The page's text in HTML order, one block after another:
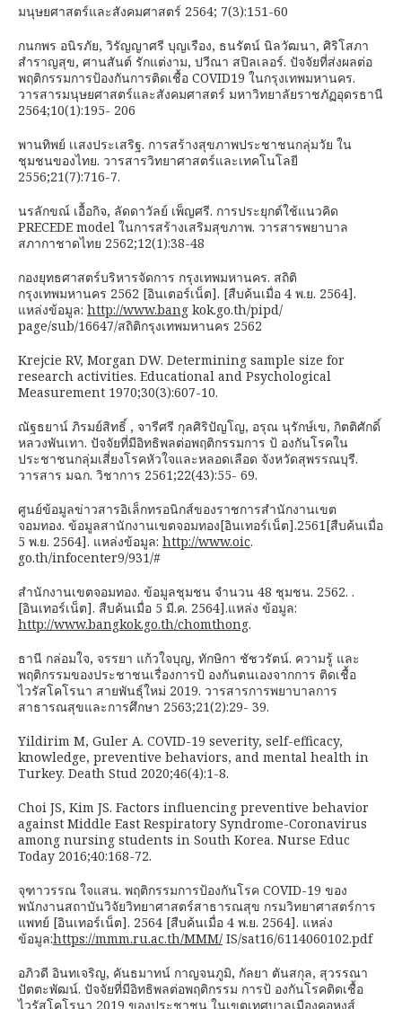
มนุษยศาสตร์และสังคมศาสตร์ 2564; 7(3):151-60
กนกพร อนิรภัย, วิรัญญาศรี บุญเรือง, ธนรัตน์ นิลวัฒนา, ศิริโสภา
สำราญสุข, ศานสันต์ รักแต่งาม, ปวีณา สปิลเลอร์. ปัจจัยที่ส่งผลต่อ
พฤติกรรมการป้องกันการติดเชื้อ COVID19 ในกรุงเทพมหานคร.
วารสารมนุษยศาสตร์และสังคมศาสตร์ มหาวิทยาลัยราชภัฏอุดรธานี
2564;10(1):195- 206
พานทิพย์ เเสงประเสริฐ. การสร้างสุขภาพประชาชนกลุ่มวัย ใน
ชุมชนของไทย. วารสารวิทยาศาสตร์และเทคโนโลยี
2556;21(7):716-7.
นรลักขณ์ เอื้อกิจ, ลัดดาวัลย์ เพ็ญศรี. การประยุกต์ใช้แนวคิด
PRECEDE model ในการสร้างเสริมสุขภาพ. วารสารพยาบาล
สภากาชาดไทย 2562;12(1):38-48
กองยุทธศาสตร์บริหารจัดการ กรุงเทพมหานคร. สถิติ
กรุงเทพมหานคร 2562 [อินเตอร์เน็ต]. [สืบค้นเมื่อ 4 พ.ย. 2564].
แหล่งข้อมูล: http://www.bang kok.go.th/pipd/
page/sub/16647/สถิติกรุงเทพมหานคร 2562
Krejcie RV, Morgan DW. Determining sample size for
research activities. Educational and Psychological
Measurement 1970;30(3):607-10.
ณัฐธยาน์ ภิรมย์สิทธิ์ , จารีศรี กุลศิริปัญโญ, อรุณ นุรักษ์เข, กิตติศักดิ์
หลวงพันเทา. ปัจจัยที่มีอิทธิพลต่อพฤติกรรมการ ป้ องกันโรคใน
ประชาชนกลุ่มเสี่ยงโรคหัวใจและหลอดเลือด จังหวัดสุพรรณบุรี.
วารสาร มฉก. วิชาการ 2561;22(43):55- 69.
ศูนย์ข้อมูลข่าวสารอิเล็กทรอนิกส์ของราชการสำนักงานเขต
จอมทอง. ข้อมูลสานักงานเขตจอมทอง[อินเทอร์เน็ต].2561[สืบค้นเมื่อ
5 พ.ย. 2564]. แหล่งข้อมูล: http://www.oic.
go.th/infocenter9/931/#
สำนักงานเขตจอมทอง. ข้อมูลชุมชน จำนวน 48 ชุมชน. 2562. .
[อินเทอร์เน็ต]. สืบค้นเมื่อ 5 มี.ค. 2564].แหล่ง ข้อมูล:
http://www.bangkok.go.th/chomthong.
ธานี กล่อมใจ, จรรยา แก้วใจบุญ, ทักษิกา ชัชวรัตน์. ความรู้ และ
พฤติกรรมของประชาชนเรื่องการป้ องกันตนเองจากการ ติดเชื้อ
ไวรัสโคโรนา สายพันธุ์ใหม่ 2019. วารสารการพยาบาลการ
สาธารณสุขและการศึกษา 2563;21(2):29- 39.
Yildirim M, Guler A. COVID-19 severity, self-efficacy,
knowledge, preventive behaviors, and mental health in
Turkey. Death Stud 2020;46(4):1-8.
Choi JS, Kim JS. Factors influencing preventive behavior
against Middle East Respiratory Syndrome-Coronavirus
among nursing students in South Korea. Nurse Educ
Today 2016;40:168-72.
จุฑาวรรณ ใจแสน. พฤติกรรมการป้องกันโรค COVID-19 ของ
พนักงานสถาบันวิจัยวิทยาศาสตร์สาธารณสุข กรมวิทยาศาสตร์การ
แพทย์ [อินเทอร์เน็ต]. 2564 [สืบค้นเมื่อ 4 พ.ย. 2564]. แหล่ง
ข้อมูล:https://mmm.ru.ac.th/MMM/ IS/sat16/6114060102.pdf
อภิวดี อินทเจริญ, คันธมาทน์ กาญจนภูมิ, กัลยา ตันสกุล, สุวรรณา
ปัตตะพัฒน์. ปัจจัยที่มีอิทธิพลต่อพฤติกรรม การป้ องกันโรคติดเชื้อ
ไวรัสโคโรนา 2019 ของประชาชน ในเขตเทศบาลเมืองคอหงส์